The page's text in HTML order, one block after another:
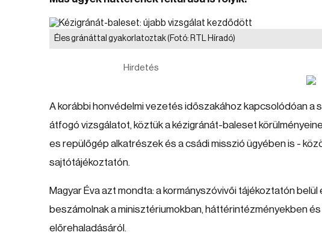
Éles gránáttal gyakorlatoztak(Fotó: RTL Híradó)
Hirdetés
A korábbi honvédelmi vezetés időszakához kapcsolódóan
átfogó vizsgálatot, köztük a kézigránát-baleset
es repülőgép alkatrészek és a csádi misszió ügyében is -
sajtótájékoztatón.
Magyar Éva azt mondta: a kormányszóvivői tájékoztatón
beszámolnak a minisztériumokban, háttérintézményekben
előrehaladásáról.